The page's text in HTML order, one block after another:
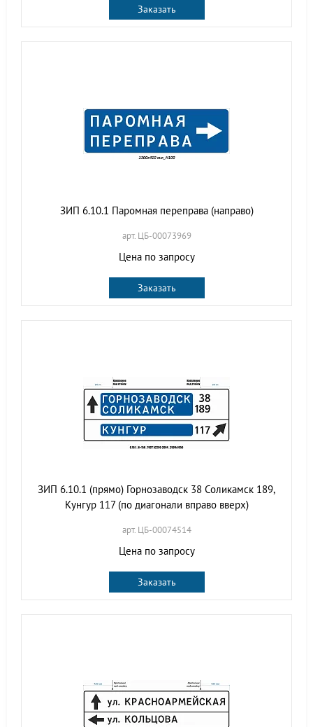
Заказать
ЗИП 6.10.1 Паромная переправа (направо)
арт. ЦБ-00073969
Цена по запросу
Заказать
ЗИП 6.10.1 (прямо) Горнозаводск 38 Соликамск 189,
Кунгур 117 (по диагонали вправо вверх)
арт. ЦБ-00074514
Цена по запросу
Заказать